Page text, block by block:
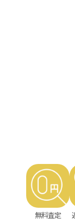
無料査定